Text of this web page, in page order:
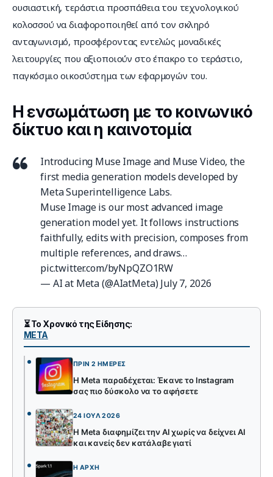
ουσιαστική, τεράστια προσπάθεια του τεχνολογικού
κολοσσού να διαφοροποιηθεί από τον σκληρό
ανταγωνισμό, προσφέροντας εντελώς μοναδικές
λειτουργίες που αξιοποιούν στο έπακρο το τεράστιο,
παγκόσμιο οικοσύστημα των εφαρμογών του.
Η ενσωμάτωση με το κοινωνικό
δίκτυο και η καινοτομία
Introducing Muse Image and Muse Video, the
first media generation models developed by
Meta Superintelligence Labs.
Muse Image is our most advanced image
generation model yet. It follows instructions
faithfully, edits with precision, composes from
multiple references, and draws…
pic.twitter.com/byNpQZO1RW
— AI at Meta (@AIatMeta)July 7, 2026
⏳ Το Χρονικό της Είδησης:
META
ΠΡΙΝ 2 ΗΜΈΡΕΣ
Η Meta παραδέχεται: Έκανε το Instagram
σας πιο δύσκολο να το αφήσετε
24 ΙΟΎΛ 2026
Η Meta διαφημίζει την AI χωρίς να δείχνει AI
και κανείς δεν κατάλαβε γιατί
Η ΑΡΧΉ